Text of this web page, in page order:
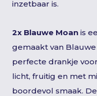
inzetbaar is.
2x Blauwe Moan is
gemaakt van
perfecte drankje
licht, fruitig en met
boordevol smaak.